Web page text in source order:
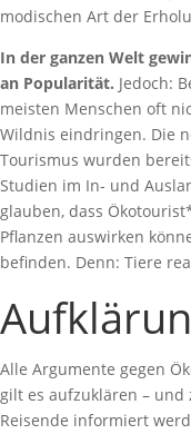
modischen Art der
In der ganzen Welt
an Popularität. Jedoch:
meisten Menschen oft
Wildnis eindringen. Die
Tourismus wurden
Studien im In- und
glauben, dass
Pflanzen auswirken
befinden. Denn: Tiere
Alle Argumente gegen
gilt es aufzuklären – und
Reisende informiert